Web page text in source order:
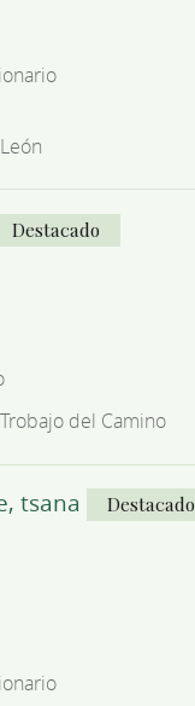
León
Destacado
Trobajo del Camino
tsana Destacado